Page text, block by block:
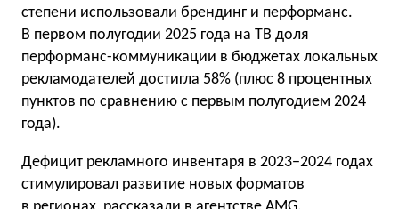
степени использовали брендинг и перформанс.
В первом полугодии 2025 года на ТВ доля
перформанс-коммуникации в бюджетах локальных
рекламодателей достигла 58% (плюс 8 процентных
пунктов по сравнению с первым полугодием 2024
года).
Дефицит рекламного инвентаря в 2023−2024 годах
стимулировал развитие новых форматов